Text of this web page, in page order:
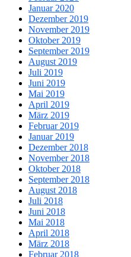
Januar 2020
Dezember 2019
November 2019
Oktober 2019
September 2019
August 2019
Juli 2019
Juni 2019
Mai 2019
April 2019
März 2019
Februar 2019
Januar 2019
Dezember 2018
November 2018
Oktober 2018
September 2018
August 2018
Juli 2018
Juni 2018
Mai 2018
April 2018
März 2018
Februar 2018